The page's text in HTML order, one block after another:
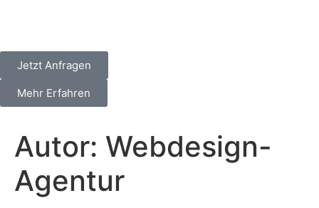
Jetzt Anfragen
Mehr Erfahren
Autor: Webdesign-
Agentur